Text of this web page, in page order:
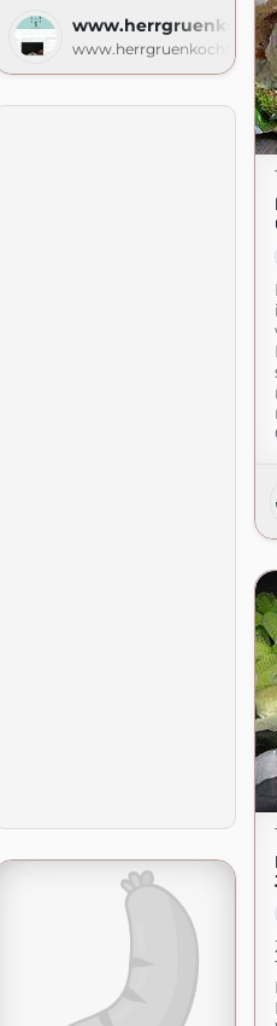
www.herrgruenkocht.de